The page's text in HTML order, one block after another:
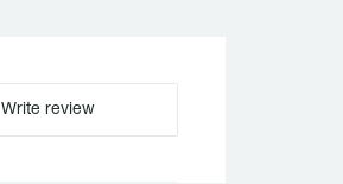
Write review